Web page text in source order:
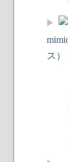
ス）